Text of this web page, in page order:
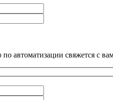
автоматизации свяжется с